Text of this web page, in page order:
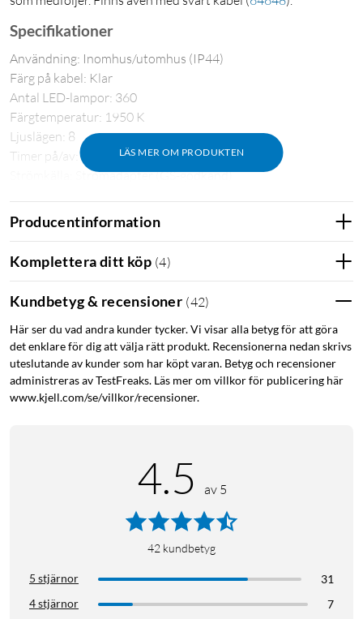
LÄS MER OM PRODUKTEN
Specifikationer
Användning: Inomhus/utomhus (IP44)
Färg på kabel: Klar
Antal LED-lampor: 360
Färgtemperatur: 1950 K
Ljuslägen: 8
Timer på/av: 8/16 h
Strömkälla: Strömadapter (GS-godkänd)
Effekt (förbrukning): 6 W
Anslutningskabel till adapter: 3 m
Total längd: ca 13,65 m
Avstånd mellan lampor: 7,5 cm
Avstånd mellan hängande slingor: 15 cm
Istappsmönster (antal LED): 3/7/4/5/4/7
I förpackningen
Istappsljusslinga
Julbelysning
Producentinformation
Komplettera ditt köp (4)
Kundbetyg & recensioner (42)
Här ser du vad andra kunder tycker. Vi visar alla betyg för att göra
det enklare för dig att välja rätt produkt. Recensionerna nedan skrivs
uteslutande av kunder som har köpt varan. Betyg och recensioner
administreras av TestFreaks. Läs mer om villkor för publicering här
www.kjell.com/se/villkor/recensioner.
4.5 av 5
42 kundbetyg
5 stjärnor
31
4 stjärnor
7